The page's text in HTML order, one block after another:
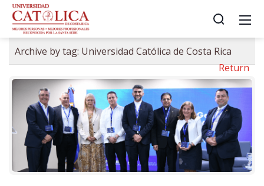
Archive by tag: Universidad Católica de Costa Rica
Return